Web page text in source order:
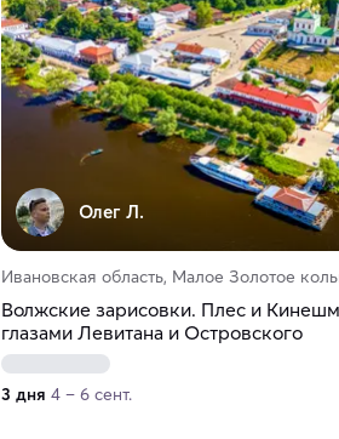
Олег Л.
Ивановская область, Малое Золотое
Волжские зарисовки. Плес и
глазами Левитана и Островского
3 дня 4 – 6 сент.